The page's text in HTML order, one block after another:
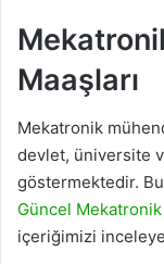
Maaşları
Mekatronik
devlet, üniversite
göstermektedir.
Güncel
içeriğimizi